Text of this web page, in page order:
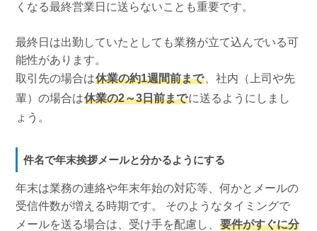
くなる最終営業日に送らないことも重要です。
最終日は出勤していたとしても業務が立て込んでいる可
能性があります。
取引先の場合は休業の約1週間前まで 、社内（上司や先
輩）の場合は休業の2～3日前までに送るようにしまし
ょう。
件名で年末挨拶メールと分かるようにする
年末は業務の連絡や年末年始の対応等、何かとメールの
受信件数が増える時期です。 そのようなタイミングで
メールを送る場合は、受け手を配慮し、 要件がすぐに分